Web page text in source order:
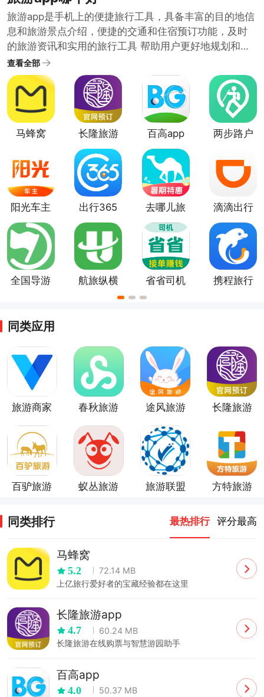
旅游app是手机上的便捷旅行工具，具备丰富的目的地信
息和旅游景点介绍，便捷的交通和住宿预订功能，及时
的旅游资讯和实用的旅行工具 帮助用户更好地规划和享
受旅行过程。旅游app哪个好？下面小编就带大家一起了
解下最近热门的手机旅游软件。希望能帮助你找到最适
合自己的那一款旅游app，让旅行更加便捷和愉快。
查看全部
马蜂窝
长隆旅游
app
百高app
两步路户
阳光车主
app
出行365
官方版
去哪儿旅
行app
滴滴出行
最新官方
版
全国导游
航旅纵横
省省司机
携程旅行
同类应用
旅游商家
春秋旅游
途风旅游
长隆旅游
百驴旅游 蚁丛旅游
旅游联盟
方特旅游
同类排行 最热排行 评分最高
马蜂窝
5.2
72.14 MB
上亿旅行爱好者的宝藏经验都在这里
长隆旅游app
4.7
60.24 MB
长隆旅游在线购票与智慧游园助手
百高app
4.0
50.37 MB